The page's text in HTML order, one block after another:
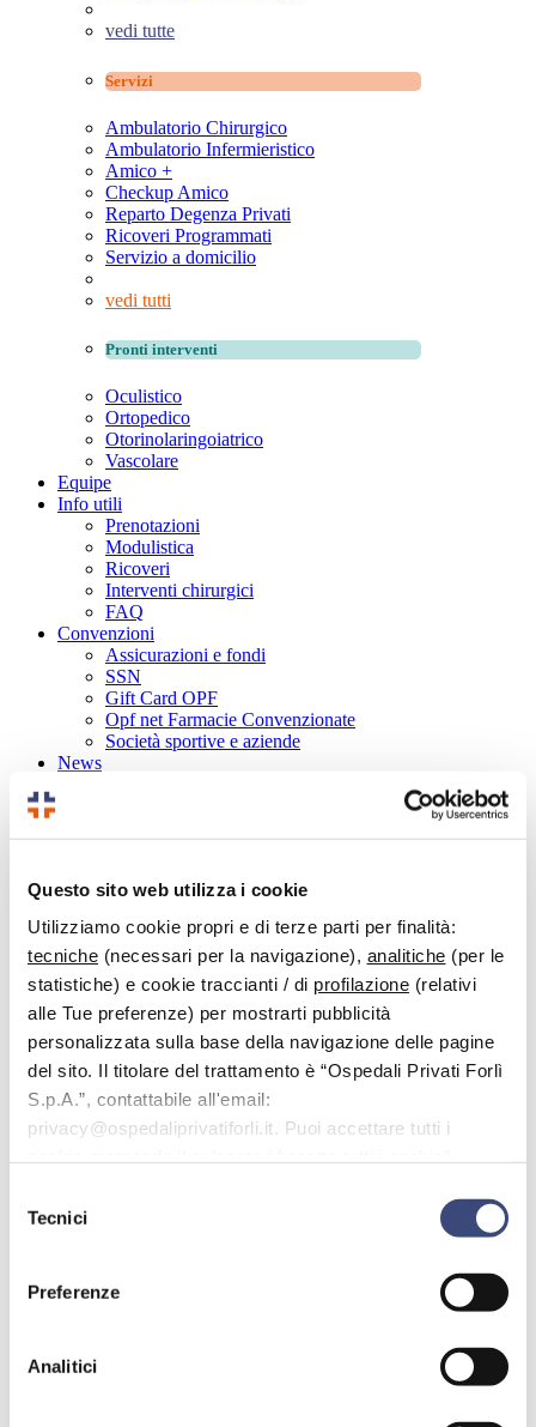
Questo sito web utilizza i cookie
Utilizziamo cookie propri e di terze parti per finalità:
tecniche (necessari per la navigazione), analitiche (per le
statistiche) e cookie traccianti / di profilazione (relativi
alle Tue preferenze) per mostrarti pubblicità
personalizzata sulla base della navigazione delle pagine
del sito. Il titolare del trattamento è “Ospedali Privati Forlì
S.p.A.”, contattabile all'email:
privacy@ospedaliprivatiforli.it. Puoi accettare tutti i
gestire le tue preferenze facendo clic su “Personalizza”.
delTecnici
Preferenze
Analitici
vedi tutte
Servizi
Ambulatorio Chirurgico
Ambulatorio Infermieristico
Amico +
Checkup Amico
Reparto Degenza Privati
Ricoveri Programmati
Servizio a domicilio
vedi tutti
Pronti interventi
Oculistico
Ortopedico
Otorinolaringoiatrico
Vascolare
Equipe
Info utili
Prenotazioni
Modulistica
Ricoveri
Interventi chirurgici
FAQ
Convenzioni
Assicurazioni e fondi
SSN
Gift Card OPF
Opf net Farmacie Convenzionate
Società sportive e aziende
News
Categoria -Accesso alla
struttura e servizi
FAQ
Accesso alla struttura e servizi
Quali sono gli orari di apertura di Villa
Serena?
Data: Dicembre 16, 2022
Quali sono gli orari di apertura di Villa
Data: